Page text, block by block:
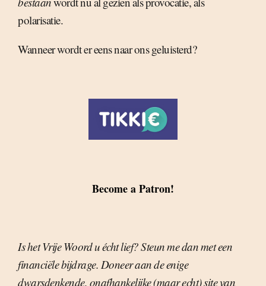
polarisatie.
Wanneer wordt er eens naar ons geluisterd?
Become a Patron!
Is het Vrije Woord u écht lief? Steun me dan met een
financiële bijdrage. Doneer aan de enige
dwarsdenkende, onafhankelijke (maar echt) site van